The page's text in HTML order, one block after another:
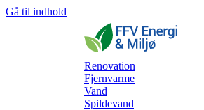
Gå til indhold
Renovation
Fjernvarme
Vand
Spildevand